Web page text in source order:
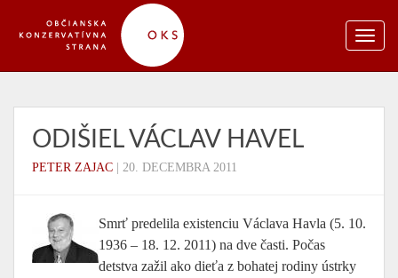
ODIŠIEL VÁCLAV HAVEL
PETER ZAJAC 20. DECEMBRA 2011
Smrť predelila existenciu Václava Havla (5. 10.
1936 – 18. 12. 2011) na dve časti. Počas
detstva zažil ako dieťa z bohatej rodiny ústrky